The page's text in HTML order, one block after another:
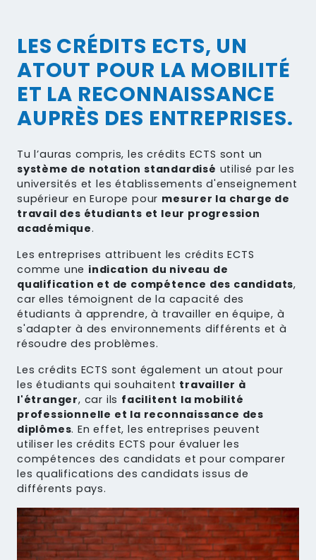
LES CRÉDITS ECTS, UN
ATOUT POUR LA MOBILITÉ
ET LA RECONNAISSANCE
AUPRÈS DES ENTREPRISES.
Tu l’auras compris, les crédits ECTS sont un
système de notation standardisé utilisé par les
universités et les établissements d'enseignement
supérieur en Europe pour mesurer la charge de
travail des étudiants et leur progression
académique.
Les entreprises attribuent les crédits ECTS
comme une indication du niveau de
qualification et de compétence des candidats,
car elles témoignent de la capacité des
étudiants à apprendre, à travailler en équipe, à
s'adapter à des environnements différents et à
résoudre des problèmes.
Les crédits ECTS sont également un atout pour
les étudiants qui souhaitent travailler à
l'étranger, car ils facilitent la mobilité
professionnelle et la reconnaissance des
diplômes. En effet, les entreprises peuvent
utiliser les crédits ECTS pour évaluer les
compétences des candidats et pour comparer
les qualifications des candidats issus de
différents pays.